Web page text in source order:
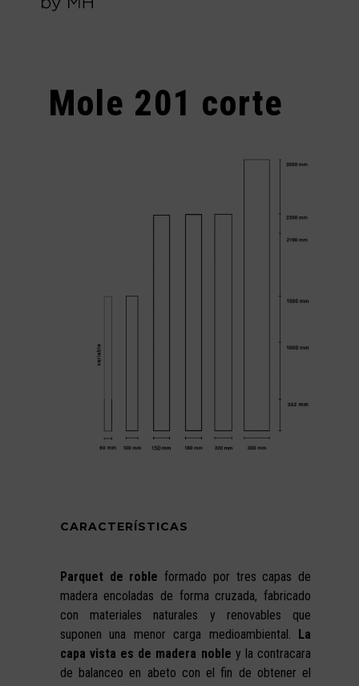
Mole 201 corte
CARACTERÍSTICAS
Parquet de roble formado por tres capas de
madera encoladas de forma cruzada, fabricado
con materiales naturales y renovables que
suponen una menor carga medioambiental. La
capa vista es de madera noble y la contracara
de balanceo en abeto con el fin de obtener el